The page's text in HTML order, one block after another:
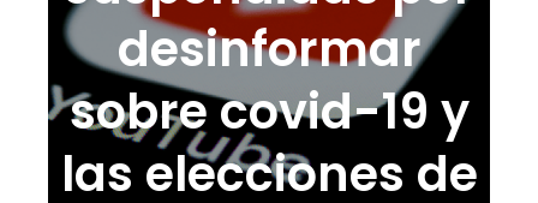
desinformar
sobre covid-19 y
las elecciones de